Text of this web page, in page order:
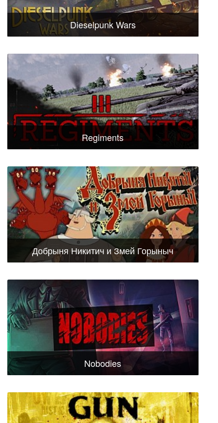
Dieselpunk Wars
Regiments
Добрыня Никитич и Змей Горыныч
Nobodies